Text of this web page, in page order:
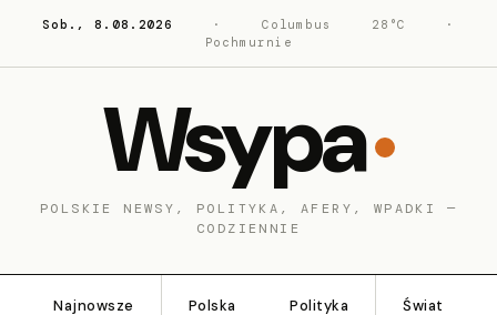
Sob., 8.08.2026 · Columbus 28°C
·
Pochmurnie
Wsypa
POLSKIE NEWSY, POLITYKA, AFERY, WPADKI —
CODZIENNIE
Najnowsze Polska Polityka Świat